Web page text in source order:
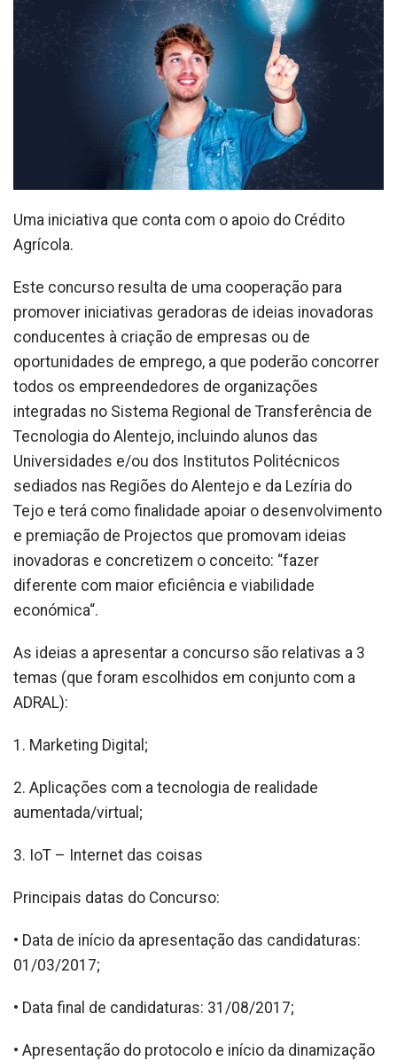
Uma iniciativa que conta com o apoio do Crédito
Agrícola.
Este concurso resulta de uma cooperação para
promover iniciativas geradoras de ideias inovadoras
conducentes à criação de empresas ou de
oportunidades de emprego, a que poderão concorrer
todos os empreendedores de organizações
integradas no Sistema Regional de Transferência de
Tecnologia do Alentejo, incluindo alunos das
Universidades e/ou dos Institutos Politécnicos
sediados nas Regiões do Alentejo e da Lezíria do
Tejo e terá como finalidade apoiar o desenvolvimento
e premiação de Projectos que promovam ideias
inovadoras e concretizem o conceito: “fazer
diferente com maior eficiência e viabilidade
económica“.
As ideias a apresentar a concurso são relativas a 3
temas (que foram escolhidos em conjunto com a
ADRAL):
1. Marketing Digital;
2. Aplicações com a tecnologia de realidade
aumentada/virtual;
3. IoT – Internet das coisas
Principais datas do Concurso:
• Data de início da apresentação das candidaturas:
01/03/2017;
• Data final de candidaturas: 31/08/2017;
• Apresentação do protocolo e início da dinamização